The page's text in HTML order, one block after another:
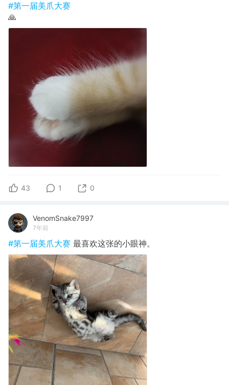
#第一届美爪大赛
🙏
43 1 0
VenomSnake7997
7年前
#第一届美爪大赛 最喜欢这张的小眼神。